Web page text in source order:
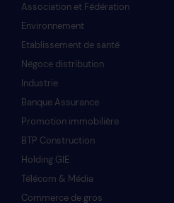
Association et Fédération
Environnement
Etablissement de santé
Négoce distribution
Industrie
Banque Assurance
Promotion immobilière
BTP Construction
Holding GIE
Télécom & Média
Commerce de gros